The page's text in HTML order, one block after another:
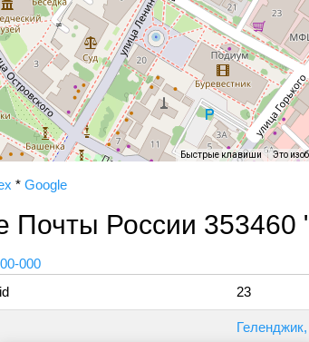
Быстрые клавиши Это
* Google
Почты России 353460
000
23